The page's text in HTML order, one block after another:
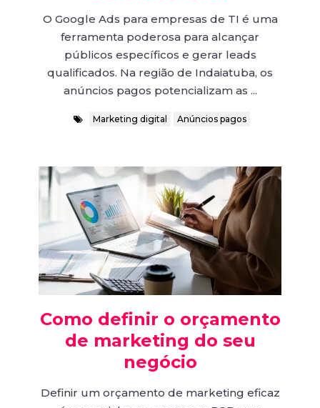
O Google Ads para empresas de TI é uma
ferramenta poderosa para alcançar
públicos específicos e gerar leads
qualificados. Na região de Indaiatuba, os
anúncios pagos potencializam as ...
Marketing digital Anúncios pagos
Como definir o orçamento
de marketing do seu
negócio
Definir um orçamento de marketing eficaz